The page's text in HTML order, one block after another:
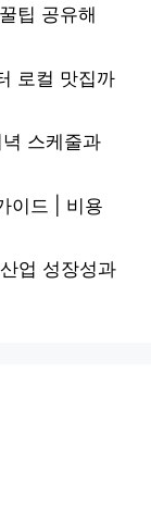
팁 공유해
로컬 맛집까
스케줄과
이드 | 비용
업 성장성과